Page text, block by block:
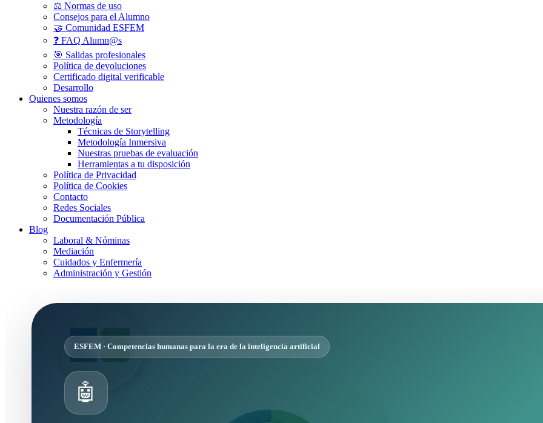
⚖️ Normas de uso
Consejos para el Alumno
🤝 Comunidad ESFEM
❓ FAQ Alumn@s
🎯 Salidas profesionales
Política de devoluciones
Certificado digital verificable
Desarrollo
Quienes somos
Nuestra razón de ser
Metodología
Técnicas de Storytelling
Metodología Inmersiva
Nuestras pruebas de evaluación
Herramientas a tu disposición
Política de Privacidad
Política de Cookies
Contacto
Redes Sociales
Documentación Pública
Blog
Laboral & Nóminas
Mediación
Cuidados y Enfermería
Administración y Gestión
ESFEM · Competencias humanas para la era de la inteligencia artificial
🤖